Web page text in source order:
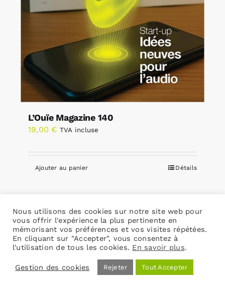
L’Ouïe Magazine 140
19,00 € TVA incluse
Ajouter au panier Détails
Nous utilisons des cookies sur notre site web pour
vous offrir l'expérience la plus pertinente en
mémorisant vos préférences et vos visites répétées.
En cliquant sur "Accepter", vous consentez à
l'utilisation de tous les cookies. En savoir plus.
Gestion des cookies Rejeter Tout Accepter